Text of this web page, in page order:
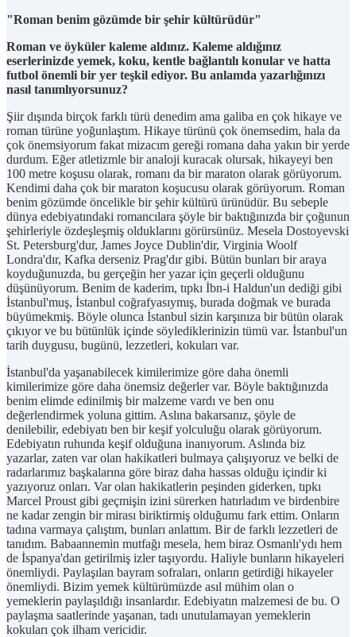
"Roman benim gözümde bir şehir kültürüdür"
Roman ve öyküler kaleme aldınız. Kaleme aldığınız
eserlerinizde yemek, koku, kentle bağlantılı konular ve hatta
futbol önemli bir yer teşkil ediyor. Bu anlamda yazarlığınızı
nasıl tanımlıyorsunuz?
Şiir dışında birçok farklı türü denedim ama galiba en çok hikaye ve
roman türüne yoğunlaştım. Hikaye türünü çok önemsedim, hala da
çok önemsiyorum fakat mizacım gereği romana daha yakın bir yerde
durdum. Eğer atletizmle bir analoji kuracak olursak, hikayeyi ben
100 metre koşusu olarak, romanı da bir maraton olarak görüyorum.
Kendimi daha çok bir maraton koşucusu olarak görüyorum. Roman
benim gözümde öncelikle bir şehir kültürü ürünüdür. Bu sebeple
dünya edebiyatındaki romancılara şöyle bir baktığınızda bir çoğunun
şehirleriyle özdeşleşmiş olduklarını görürsünüz. Mesela Dostoyevski
St. Petersburg'dur, James Joyce Dublin'dir, Virginia Woolf
Londra'dır, Kafka derseniz Prag'dır gibi. Bütün bunları bir araya
koyduğunuzda, bu gerçeğin her yazar için geçerli olduğunu
düşünüyorum. Benim de kaderim, tıpkı İbn-i Haldun'un dediği gibi
İstanbul'muş, İstanbul coğrafyasıymış, burada doğmak ve burada
büyümekmiş. Böyle olunca İstanbul sizin karşınıza bir bütün olarak
çıkıyor ve bu bütünlük içinde söylediklerinizin tümü var. İstanbul'un
tarih duygusu, bugünü, lezzetleri, kokuları var.
İstanbul'da yaşanabilecek kimilerimize göre daha önemli
kimilerimize göre daha önemsiz değerler var. Böyle baktığınızda
benim elimde edinilmiş bir malzeme vardı ve ben onu
değerlendirmek yoluna gittim. Aslına bakarsanız, şöyle de
denilebilir, edebiyatı ben bir keşif yolculuğu olarak görüyorum.
Edebiyatın ruhunda keşif olduğuna inanıyorum. Aslında biz
yazarlar, zaten var olan hakikatleri bulmaya çalışıyoruz ve belki de
radarlarımız başkalarına göre biraz daha hassas olduğu içindir ki
yazıyoruz onları. Var olan hakikatlerin peşinden giderken, tıpkı
Marcel Proust gibi geçmişin izini sürerken hatırladım ve birdenbire
ne kadar zengin bir mirası biriktirmiş olduğumu fark ettim. Onların
tadına varmaya çalıştım, bunları anlattım. Bir de farklı lezzetleri de
tanıdım. Babaannemin mutfağı mesela, hem biraz Osmanlı'ydı hem
de İspanya'dan getirilmiş izler taşıyordu. Haliyle bunların hikayeleri
önemliydi. Paylaşılan bayram sofraları, onların getirdiği hikayeler
önemliydi. Bizim yemek kültürümüzde asıl mühim olan o
yemeklerin paylaşıldığı insanlardır. Edebiyatın malzemesi de bu. O
paylaşma saatlerinde yaşanan, tadı unutulamayan yemeklerin
kokuları çok ilham vericidir.